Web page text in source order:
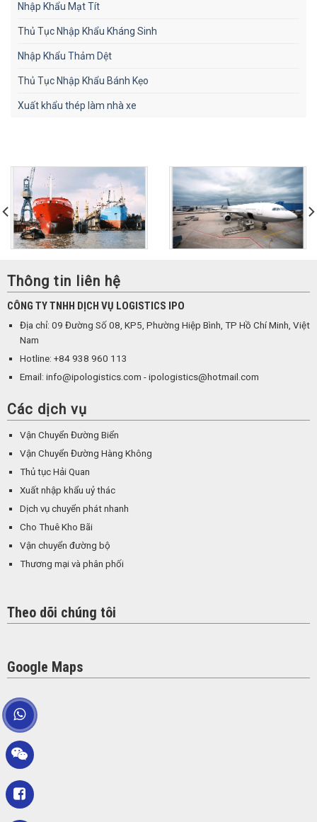
Nhập Khẩu Mạt Tít
Thủ Tục Nhập Khẩu Kháng Sinh
Nhập Khẩu Thảm Dệt
Thủ Tục Nhập Khẩu Bánh Kẹo
Xuất khẩu thép làm nhà xe
Thông tin liên hệ
CÔNG TY TNHH DỊCH VỤ LOGISTICS IPO
Địa chỉ: 09 Đường Số 08, KP5, Phường Hiệp Bình, TP Hồ Chí Minh, Việt
Nam
Hotline: +84 938 960 113
Email: info@ipologistics.com - ipologistics@hotmail.com
Các dịch vụ
Vận Chuyển Đường Biển
Vận Chuyển Đường Hàng Không
Thủ tục Hải Quan
Xuất nhập khẩu uỷ thác
Dịch vụ chuyển phát nhanh
Cho Thuê Kho Bãi
Vận chuyển đường bộ
Thương mại và phân phối
Theo dõi chúng tôi
Google Maps